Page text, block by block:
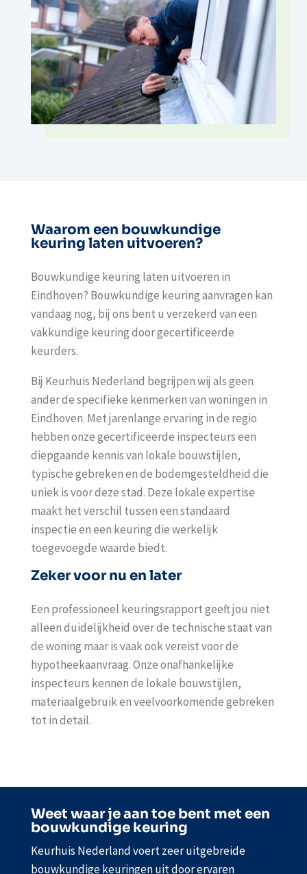
Waarom een bouwkundige
keuring laten uitvoeren?
Bouwkundige keuring laten uitvoeren in
Eindhoven? Bouwkundige keuring aanvragen kan
vandaag nog, bij ons bent u verzekerd van een
vakkundige keuring door gecertificeerde
keurders.
Bij Keurhuis Nederland begrijpen wij als geen
ander de specifieke kenmerken van woningen in
Eindhoven. Met jarenlange ervaring in de regio
hebben onze gecertificeerde inspecteurs een
diepgaande kennis van lokale bouwstijlen,
typische gebreken en de bodemgesteldheid die
uniek is voor deze stad. Deze lokale expertise
maakt het verschil tussen een standaard
inspectie en een keuring die werkelijk
toegevoegde waarde biedt.
Zeker voor nu en later
Een professioneel keuringsrapport geeft jou niet
alleen duidelijkheid over de technische staat van
de woning maar is vaak ook vereist voor de
hypotheekaanvraag. Onze onafhankelijke
inspecteurs kennen de lokale bouwstijlen,
materiaalgebruik en veelvoorkomende gebreken
tot in detail.
Weet waar je aan toe bent met een
bouwkundige keuring
Keurhuis Nederland voert zeer uitgebreide
bouwkundige keuringen uit door ervaren